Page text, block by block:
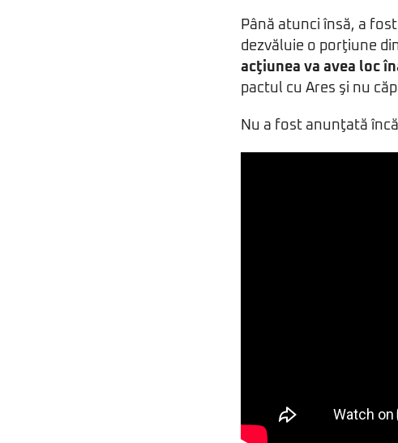
Până atunci însă, a
dezvăluie o porţiune
acţiunea va avea loc
pactul cu Ares şi nu
Nu a fost anunţată